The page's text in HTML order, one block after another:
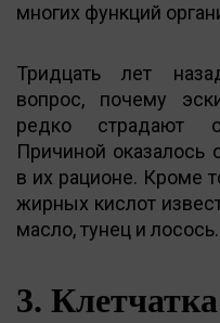
многих функций
Тридцать лет
вопрос, почему
редко страдают
Причиной оказалось
в их рационе. Кроме
жирных кислот
масло, тунец и лосось.
3. Клетчатка